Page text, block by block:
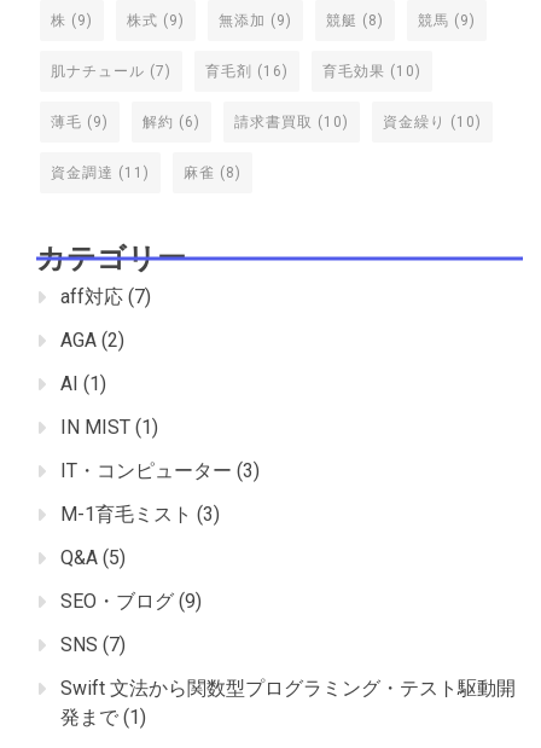
株 (9) 株式 (9) 無添加 (9) 競艇 (8) 競馬 (9)
肌ナチュール (7) 育毛剤 (16) 育毛効果 (10)
薄毛 (9) 解約 (6) 請求書買取 (10) 資金繰り (10)
資金調達 (11) 麻雀 (8)
カテゴリー
aff対応 (7)
AGA (2)
AI (1)
IN MIST (1)
IT・コンピューター (3)
M-1育毛ミスト (3)
Q&A (5)
SEO・ブログ (9)
SNS (7)
Swift 文法から関数型プログラミング・テスト駆動開
発まで (1)